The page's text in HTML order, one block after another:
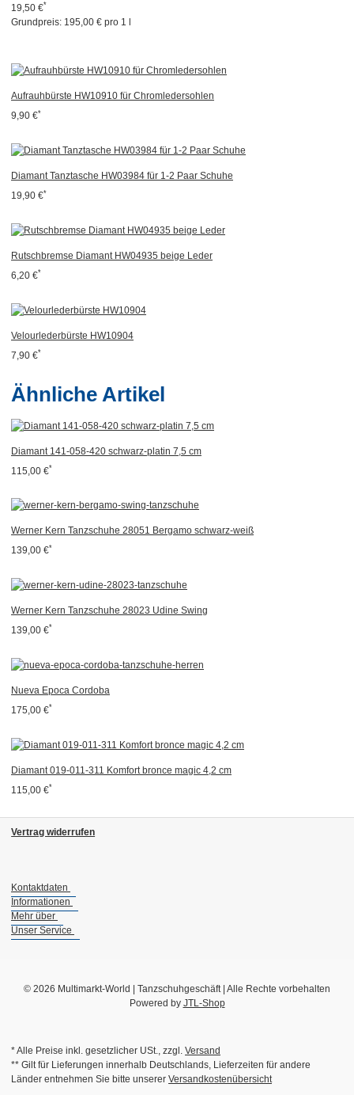
19,50 €*
Grundpreis: 195,00 € pro 1 l
Aufrauhbürste HW10910 für Chromledersohlen
9,90 €*
Diamant Tanztasche HW03984 für 1-2 Paar Schuhe
19,90 €*
Rutschbremse Diamant HW04935 beige Leder
6,20 €*
Velourlederbürste HW10904
7,90 €*
Ähnliche Artikel
Diamant 141-058-420 schwarz-platin 7,5 cm
115,00 €*
Werner Kern Tanzschuhe 28051 Bergamo schwarz-weiß
139,00 €*
Werner Kern Tanzschuhe 28023 Udine Swing
139,00 €*
Nueva Epoca Cordoba
175,00 €*
Diamant 019-011-311 Komfort bronce magic 4,2 cm
115,00 €*
Vertrag widerrufen
Kontaktdaten
Informationen
Mehr über
Unser Service
© 2026 Multimarkt-World | Tanzschuhgeschäft | Alle Rechte vorbehalten
Powered by JTL-Shop
* Alle Preise inkl. gesetzlicher USt., zzgl. Versand
** Gilt für Lieferungen innerhalb Deutschlands, Lieferzeiten für andere
Länder entnehmen Sie bitte unserer Versandkostenübersicht